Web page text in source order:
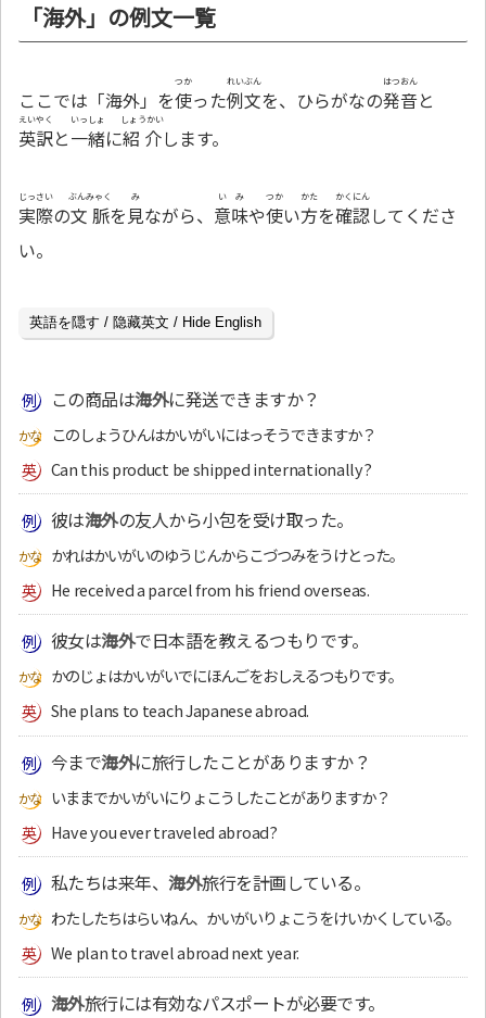
「海外」の例文一覧
ここでは「海外」を使
つか
った例文
れいぶん
を、ひらがなの発音
はつおん
と
英訳
えいやく
と一緒
いっしょ
に紹介
しょうかい
します。
実際
じっさい
の文脈
ぶんみゃく
を見
み
ながら、 意味
いみ
や使
つか
い方
かた
を確認
かくにん
してくださ
い。
英語を隠す / 隐藏英文 / Hide English
この商品は海外に発送できますか？
このしょうひんはかいがいにはっそうできますか？
Can this product be shipped internationally?
彼は海外の友人から小包を受け取った。
かれはかいがいのゆうじんからこづつみをうけとった。
He received a parcel from his friend overseas.
彼女は海外で日本語を教えるつもりです。
かのじょはかいがいでにほんごをおしえるつもりです。
She plans to teach Japanese abroad.
今まで海外に旅行したことがありますか？
いままでかいがいにりょこうしたことがありますか？
Have you ever traveled abroad?
私たちは来年、 海外旅行を計画している。
わたしたちはらいねん、かいがいりょこうをけいかくしている。
We plan to travel abroad next year.
海外旅行には有効なパスポートが必要です。